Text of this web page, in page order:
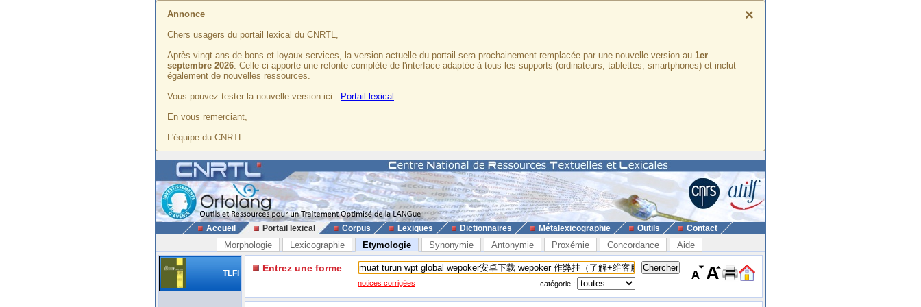
×
Annonce
Chers usagers du portail lexical du CNRTL,
Après vingt ans de bons et loyaux services, la version actuelle du portail sera prochainement remplacée par une nouvelle version au 1er
septembre 2026. Celle-ci apporte une refonte complète de l'interface adaptée à tous les supports (ordinateurs, tablettes, smartphones) et inclut
également de nouvelles ressources.
Vous pouvez tester la nouvelle version ici : Portail lexical
En vous remerciant,
L'équipe du CNRTL
Accueil Portail lexical Corpus Lexiques Dictionnaires Métalexicographie Outils Contact
Morphologie Lexicographie Etymologie Synonymie Antonymie Proxémie Concordance Aide
TLFi Entrez une forme
notices corrigées catégorie :